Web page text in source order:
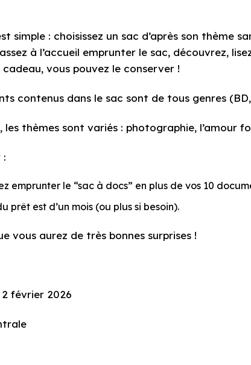
simple : choisissez un sac d’après son thème
à l’accueil emprunter le sac, découvrez,
cadeau, vous pouvez le conserver !
contenus dans le sac sont de tous genres
les thèmes sont variés : photographie, l’amour
:
emprunter le “sac à docs” en plus de vos 10
prêt est d’un mois (ou plus si besoin).
vous aurez de très bonnes surprises !
février 2026